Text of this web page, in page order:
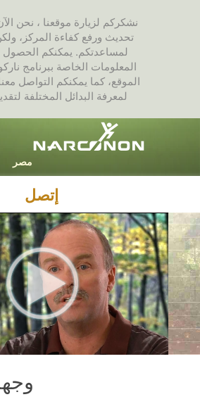
نشكركم لزيارة موقعنا ، نحن
تحديث ورفع كفاءة المركز،
لمساعدتكم. يمكنكم
المعلومات الخاصة ببرنامج
الموقع، كما يمكنكم التواصل
لمعرفة البدائل المختلفة
إتصل